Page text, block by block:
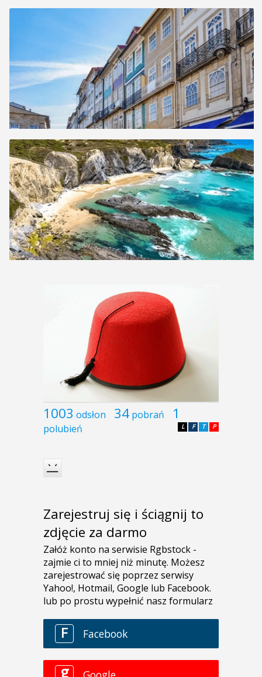
1003 odsłon 34 pobrań 1
polubień P
T
F
L
Zarejestruj się i ściągnij to
zdjęcie za darmo